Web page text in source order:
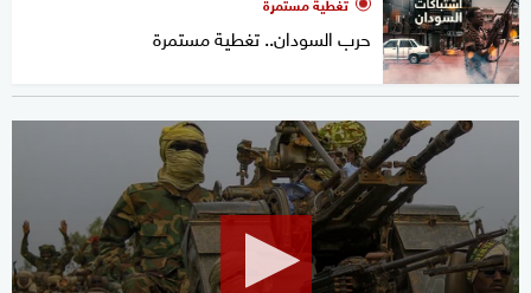
حرب السودان.. تغطية مستمرة
minute,
35